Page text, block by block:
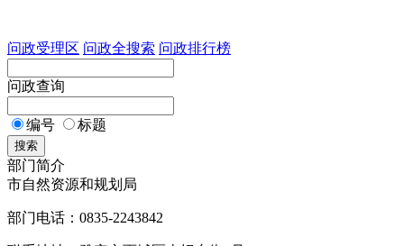
问政受理区 问政全搜索 问政排行榜
问政查询
编号 标题
搜索
部门简介
市自然资源和规划局
部门电话：0835-2243842